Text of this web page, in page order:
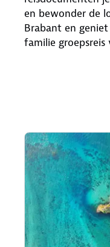
en bewonder de
Brabant en
familie